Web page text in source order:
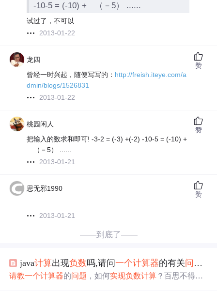
-10-5 = (-10) + （－5） ......
试过了，不可以
2013-01-22
龙四
曾经一时兴起，随便写写的： http://freish.iteye.com/a
dmin/blogs/1526831
2013-01-22
赞
桃园闲人
把输入的数求和即可! -3-2 = (-3) +(-2) -10-5 = (-10) +
（－5） ......
2013-01-21
赞
思无邪1990
2013-01-21
赞
——到底了——
java计算出现负数吗,请问一个计算器的有关问题
请教一个计算器的问题 ，如何实现负数计算 ？百思不得其